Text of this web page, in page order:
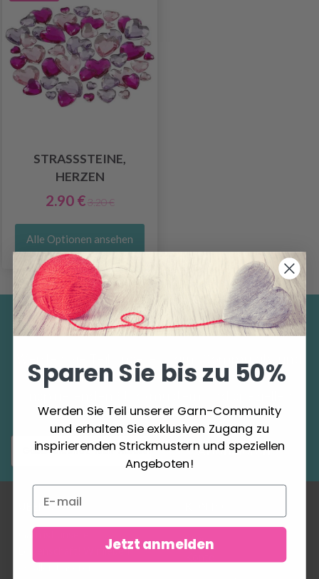
STRASSSTEINE,
HERZEN
2.90 € 3.20 €
Alle Optionen ansehen
Sparen Sie bis zu 50%
Werden Sie Teil unserer Garn-Community und
erhalten Sie exklusiven Zugang zu
Angeboten!
Abonnieren
ÜBER UNS
Garn ist unsere
Leidenschaft! Wir lieben
Mein
Sparen Sie bis zu 50%
Werden Sie Teil unserer Garn-Community
und erhalten Sie exklusiven Zugang zu
inspirierenden Strickmustern und speziellen
Angeboten!
Jetzt anmelden